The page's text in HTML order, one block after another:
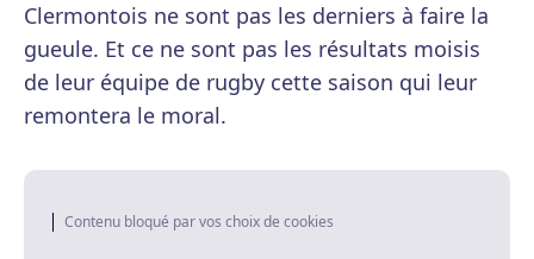
Clermontois ne sont pas les derniers à faire la
gueule. Et ce ne sont pas les résultats moisis
de leur équipe de rugby cette saison qui leur
remontera le moral.
Contenu bloqué par vos choix de cookies